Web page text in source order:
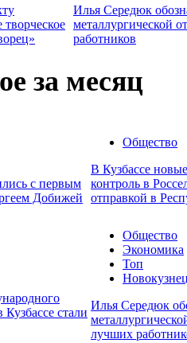
Илья Середюк
металлургической
работников
за месяц
с первым
Добижей
Общество
В Кузбассе
контроль в
отправкой в
стали
Общество
Экономика
Топ
Илья Середюк
лучших